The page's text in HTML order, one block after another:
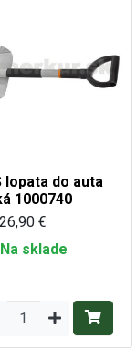
lopata do auta
1000740
26,90 €
Na sklade